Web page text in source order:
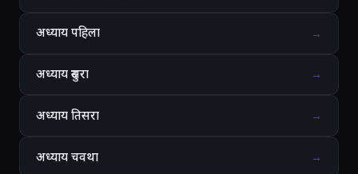
अध्याय पहिला →
अध्याय दुसरा →
अध्याय तिसरा →
अध्याय चवथा →